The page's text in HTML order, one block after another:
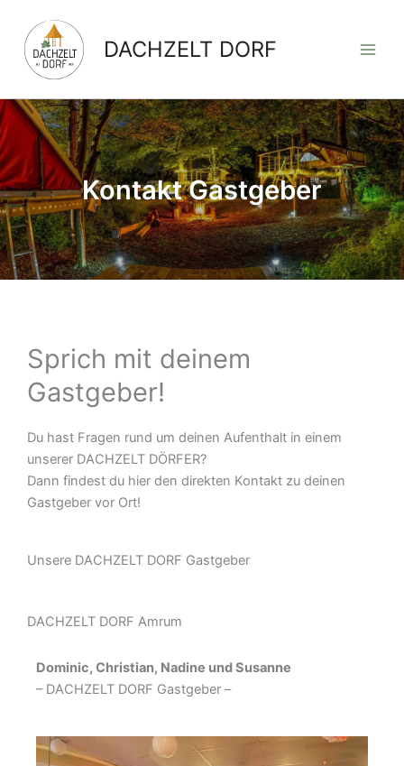
Inhalt
springen
DACHZELT DORF
Kontakt Gastgeber
Sprich mit deinem
Gastgeber!
Du hast Fragen rund um deinen Aufenthalt in einem
unserer DACHZELT DÖRFER?
Dann findest du hier den direkten Kontakt zu deinen
Gastgeber vor Ort!
Unsere DACHZELT DORF Gastgeber
DACHZELT DORF Amrum
Dominic, Christian, Nadine und Susanne
– DACHZELT DORF Gastgeber –